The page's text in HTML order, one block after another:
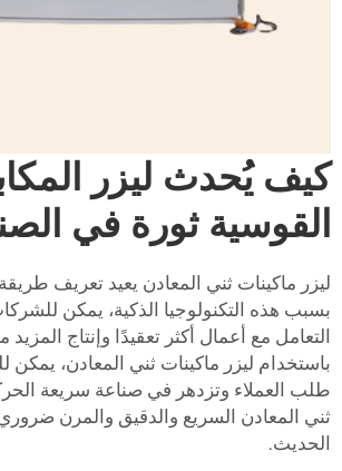
كيف يُحدث ليزر
القوسية ثورة في
ليزر ماكينات ثني المعادن يعيد تعريف
التعامل مع أعمال أكثر تعقيدًا وإنتاج
باستخدام ليزر ماكينات ثني المعادن، يمكن
طلب العملاء وتزدهر في صناعة سريعة
ثني المعادن السريع والدقيق والمرن ضروري
الحديث.